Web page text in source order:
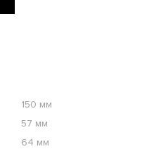
150 мм
57 мм
64 мм